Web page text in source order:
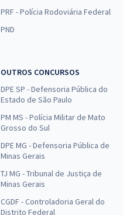
PRF - Polícia Rodoviária Federal
PND
OUTROS CONCURSOS
DPE SP - Defensoria Pública do
Estado de São Paulo
PM MS - Polícia Militar de Mato
Grosso do Sul
DPE MG - Defensoria Pública de
Minas Gerais
TJ MG - Tribunal de Justiça de
Minas Gerais
CGDF - Controladoria Geral do
Distrito Federal